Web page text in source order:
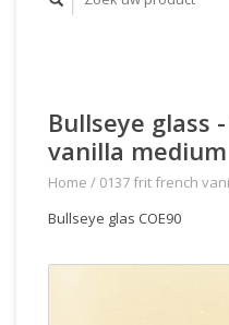
Bullseye glass
vanilla
Home / 0137 frit french
Bullseye glas COE90